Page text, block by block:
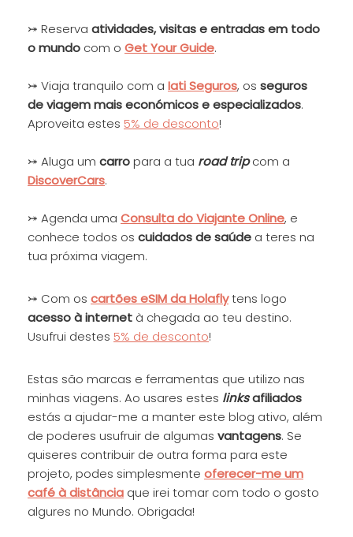
⤖ Reserva atividades, visitas e entradas em todo
o mundo com o Get Your Guide.
⤖ Viaja tranquilo com a Iati Seguros, os seguros
de viagem mais económicos e especializados.
Aproveita estes 5% de desconto!
⤖ Aluga um carropara a tua road tripcom a
DiscoverCars.
⤖ Agenda uma Consulta do ViajanteOnline, e
conhece todos os cuidados de saúde a teres na
tua próxima viagem.
⤖ Com os cartões eSIM da Holaflytens logo
acesso à internet à chegada ao teu destino.
Usufrui destes 5% de desconto!
Estas são marcas e ferramentas que utilizo nas
minhas viagens. Ao usares estes linksafiliados
estás a ajudar-me a manter este blog ativo, além
de poderes usufruir de algumas vantagens. Se
quiseres contribuir de outra forma para este
projeto, podes simplesmente oferecer-me um
café à distância que irei tomar com todo o gosto
algures no Mundo. Obrigada!